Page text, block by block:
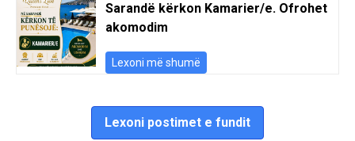
Sarandë kërkon Kamarier/e. Ofrohet
akomodim
Lexoni më shumë
Lexoni postimet e fundit